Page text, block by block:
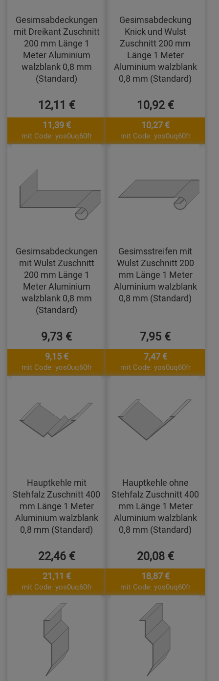
Gesimsabdeckungen
mit Dreikant Zuschnitt
200 mm Länge 1
Meter Aluminium
walzblank 0,8 mm
(Standard)
12,11 €
11,39 €
mit Code: yos0uq60fr
Gesimsabdeckung
Knick und Wulst
Zuschnitt 200 mm
Länge 1 Meter
Aluminium walzblank
0,8 mm (Standard)
10,92 €
10,27 €
mit Code: yos0uq60fr
Gesimsabdeckungen
mit Wulst Zuschnitt
200 mm Länge 1
Meter Aluminium
walzblank 0,8 mm
(Standard)
9,73 €
9,15 €
mit Code: yos0uq60fr
Gesimsstreifen mit
Wulst Zuschnitt 200
mm Länge 1 Meter
Aluminium walzblank
0,8 mm (Standard)
7,95 €
7,47 €
mit Code: yos0uq60fr
Hauptkehle mit
Stehfalz Zuschnitt 400
mm Länge 1 Meter
Aluminium walzblank
0,8 mm (Standard)
22,46 €
21,11 €
mit Code: yos0uq60fr
Hauptkehle ohne
Stehfalz Zuschnitt 400
mm Länge 1 Meter
Aluminium walzblank
0,8 mm (Standard)
20,08 €
18,87 €
mit Code: yos0uq60fr